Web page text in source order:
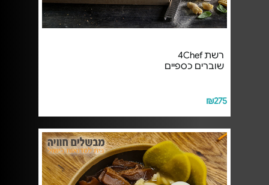
רשת 4Chef
שוברים כספיים
₪275